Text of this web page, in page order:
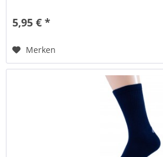
5,95 € *
Merken